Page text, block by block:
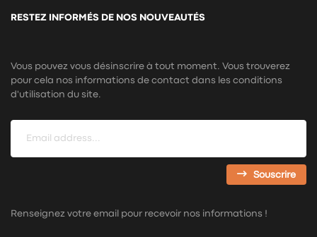
RESTEZ INFORMÉS DE NOS NOUVEAUTÉS
Vous pouvez vous désinscrire à tout moment. Vous trouverez
pour cela nos informations de contact dans les conditions
d'utilisation du site.
Souscrire
Renseignez votre email pour recevoir nos informations !